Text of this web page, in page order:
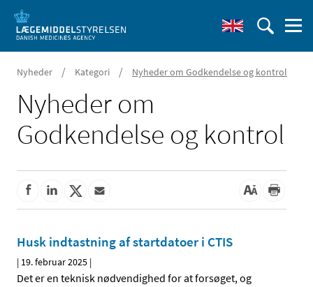
Nyheder / Kategori / Nyheder om Godkendelse og kontrol
Nyheder om
Godkendelse og kontrol
Husk indtastning af startdatoer i CTIS
| 19. februar 2025 |
Det er en teknisk nødvendighed for at forsøget, og